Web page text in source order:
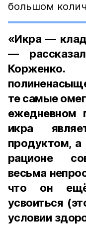
большом
«Икра —
—
те самые
ежедневном
икра
продуктом, а
рационе
весьма
что он
усвоиться
условии